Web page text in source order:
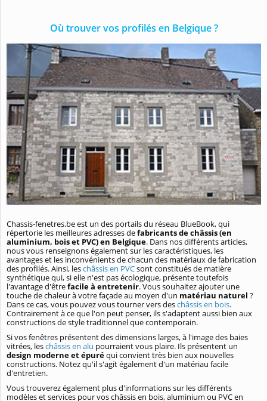
Où trouver vos profilés en Belgique ?
Chassis-fenetres.be est un des portails du réseau BlueBook, qui
répertorie les meilleures adresses defabricants de châssis (en
aluminium, bois et PVC) en Belgique. Dans nos différents articles,
nous vous renseignons également sur les caractéristiques, les
avantages et les inconvénients de chacun des matériaux de fabrication
des profilés. Ainsi, leschâssis en PVCsont constitués de matière
synthétique qui, si elle n'est pas écologique, présente toutefois
l'avantage d'êtrefacile à entretenir. Vous souhaitez ajouter une
touche de chaleur à votre façade au moyen d'un matériau naturel ?
Dans ce cas, vous pouvez vous tourner vers deschâssis en bois.
Contrairement à ce que l'on peut penser, ils s'adaptent aussi bien aux
constructions de style traditionnel que contemporain.
Si vos fenêtres présentent des dimensions larges, à l'image des baies
vitrées, leschâssis en alu pourraient vous plaire. Ils présentent un
design moderne et épuréqui convient très bien aux nouvelles
constructions. Notez qu'il s'agit également d'un matériau facile
d'entretien.
Vous trouverez également plus d'informations sur les différents
modèles et services pour vos châssis en bois, aluminium ou PVC en